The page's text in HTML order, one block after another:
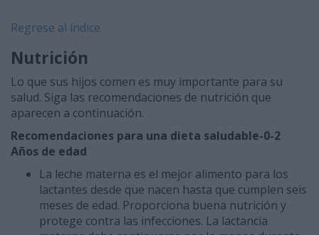
Regrese al índice
Nutrición
Lo que sus hijos comen es muy importante para su
salud. Siga las recomendaciones de nutrición que
aparecen a continuación.
Recomendaciones para una dieta saludable-0-2
Años de edad
La leche materna es el mejor alimento para los
lactantes desde que nacen hasta que cumplen seis
meses de edad. Proporciona buena nutrición y
protege contra las infecciones. La lactancia